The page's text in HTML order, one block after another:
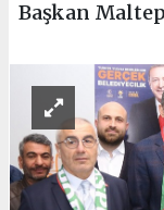
Başkan